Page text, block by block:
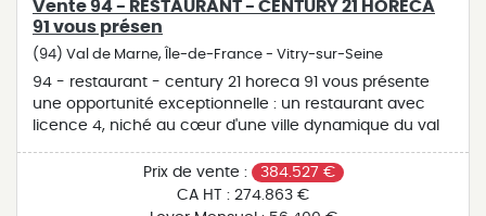
cuisine repensée et refaite récemment. un beau
restaurant à voir très vite. ref : 78- 227044 - prix fai : 289
124 €
Vente 94 - RESTAURANT - CENTURY 21 HORECA
91 vous présen
(94) Val de Marne, Île-de-France - Vitry-sur-Seine
94 - restaurant - century 21 horeca 91 vous présente
une opportunité exceptionnelle : un restaurant avec
licence 4, niché au cœur d'une ville dynamique du val
établissement bénéficie d'une situation privilégiée, à
proximité de tous les transports en commun. le
restaurant dispose d'une salle pouvant accueillir jusqu'à
Prix de vente :
384.527 €
CA HT : 274.863 €